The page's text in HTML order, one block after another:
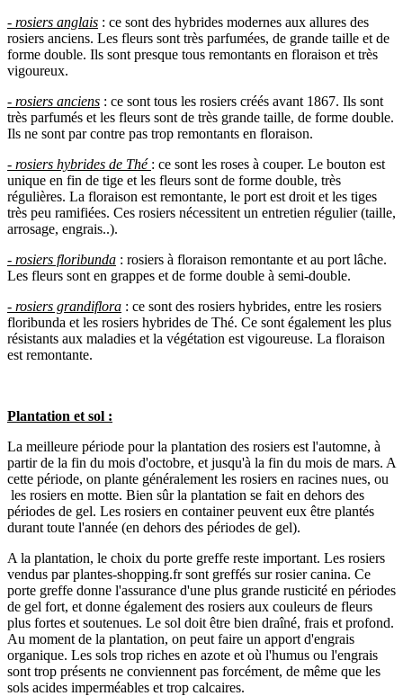
- rosiers anglais : ce sont des hybrides modernes aux allures des
rosiers anciens. Les fleurs sont très parfumées, de grande taille et de
forme double. Ils sont presque tous remontants en floraison et très
vigoureux.
- rosiers anciens : ce sont tous les rosiers créés avant 1867. Ils sont
très parfumés et les fleurs sont de très grande taille, de forme double.
Ils ne sont par contre pas trop remontants en floraison.
- rosiers hybrides de Thé : ce sont les roses à couper. Le bouton est
unique en fin de tige et les fleurs sont de forme double, très
régulières. La floraison est remontante, le port est droit et les tiges
très peu ramifiées. Ces rosiers nécessitent un entretien régulier (taille,
arrosage, engrais..).
- rosiers floribunda : rosiers à floraison remontante et au port lâche.
Les fleurs sont en grappes et de forme double à semi-double.
- rosiers grandiflora : ce sont des rosiers hybrides, entre les rosiers
floribunda et les rosiers hybrides de Thé. Ce sont également les plus
résistants aux maladies et la végétation est vigoureuse. La floraison
est remontante.
Plantation et sol :
La meilleure période pour la plantation des rosiers est l'automne, à
partir de la fin du mois d'octobre, et jusqu'à la fin du mois de mars. A
cette période, on plante généralement les rosiers en racines nues, ou
les rosiers en motte. Bien sûr la plantation se fait en dehors des
périodes de gel. Les rosiers en container peuvent eux être plantés
durant toute l'année (en dehors des périodes de gel).
A la plantation, le choix du porte greffe reste important. Les rosiers
vendus par plantes-shopping.fr sont greffés sur rosier canina. Ce
porte greffe donne l'assurance d'une plus grande rusticité en périodes
de gel fort, et donne également des rosiers aux couleurs de fleurs
plus fortes et soutenues. Le sol doit être bien draîné, frais et profond.
Au moment de la plantation, on peut faire un apport d'engrais
organique. Les sols trop riches en azote et où l'humus ou l'engrais
sont trop présents ne conviennent pas forcément, de même que les
sols acides imperméables et trop calcaires.